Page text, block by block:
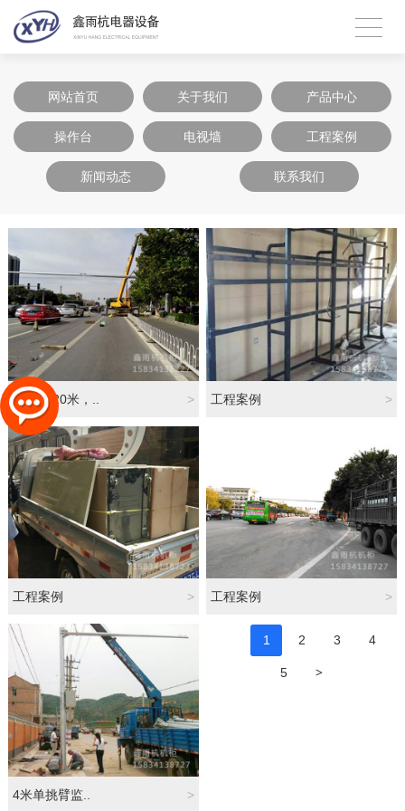
网站首页 关于我们 产品中心
操作台 电视墙 工程案例
新闻动态 联系我们
18米，20米，.. > 工程案例 >
工程案例 > 工程案例 >
4米单挑臂监.. >
1 2 3 4
5 >